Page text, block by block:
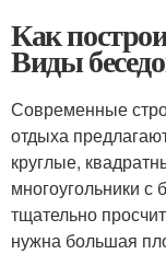
Как
Виды
Современные
отдыха
круглые,
многоугольники с
тщательно
нужна большая